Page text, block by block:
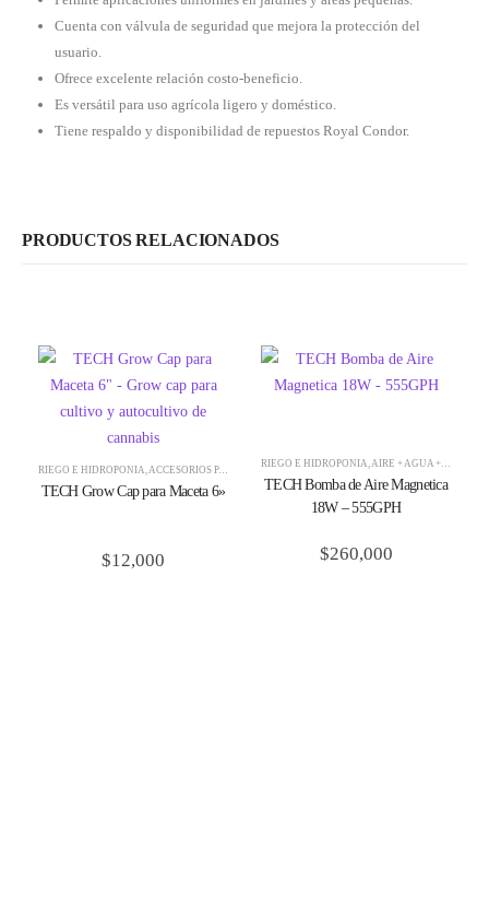
Cuenta con válvula de seguridad que mejora la protección del
usuario.
Ofrece excelente relación costo-beneficio.
Es versátil para uso agrícola ligero y doméstico.
Tiene respaldo y disponibilidad de repuestos Royal Condor.
PRODUCTOS RELACIONADOS
RIEGO E HIDROPONÍA,ACCESORIOS PARA RIEGO , AIRE + AGUA + CO2,CULTIVO,GOTEROS Y
TECH Grow Cap para Maceta 6»
$12,000
RIEGO E HIDROPONÍA,AIRE + AGUA + CO2
TECH Bomba de Aire Magnetica
18W – 555GPH
$260,000